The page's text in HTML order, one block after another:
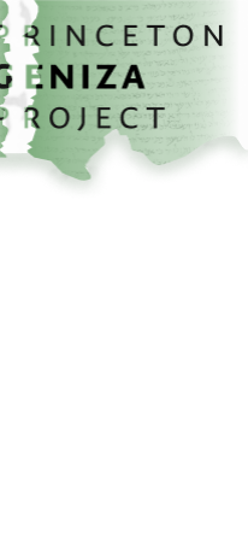
تخطي إلى المحتوى الرئيسي
الصفحة الرئيسية